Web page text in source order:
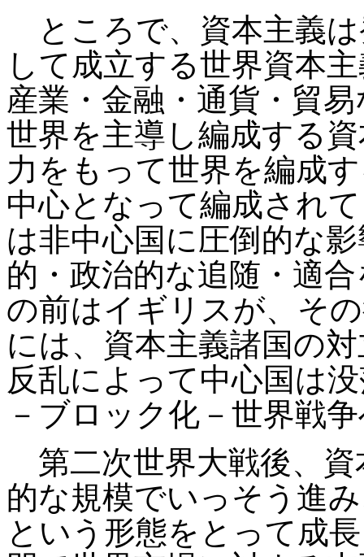
ところで、資本主義
して成立する世界資本
産業・金融・通貨・貿
世界を主導し編成する
力をもって世界を編成
中心となって編成され
は非中心国に圧倒的な
的・政治的な追随・適
の前はイギリスが、そ
には、資本主義諸国の
反乱によって中心国は
－ブロック化－世界戦
第二次世界大戦後、資
的な規模でいっそう進
という形態をとって成